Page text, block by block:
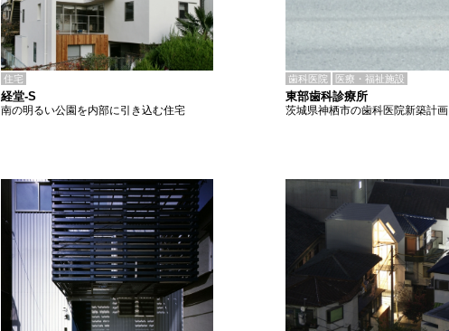
住宅
経堂-S
南の明るい公園を内部に引き込む住宅
歯科医院 医療・福祉施設
東部歯科診療所
茨城県神栖市の歯科医院新築計画